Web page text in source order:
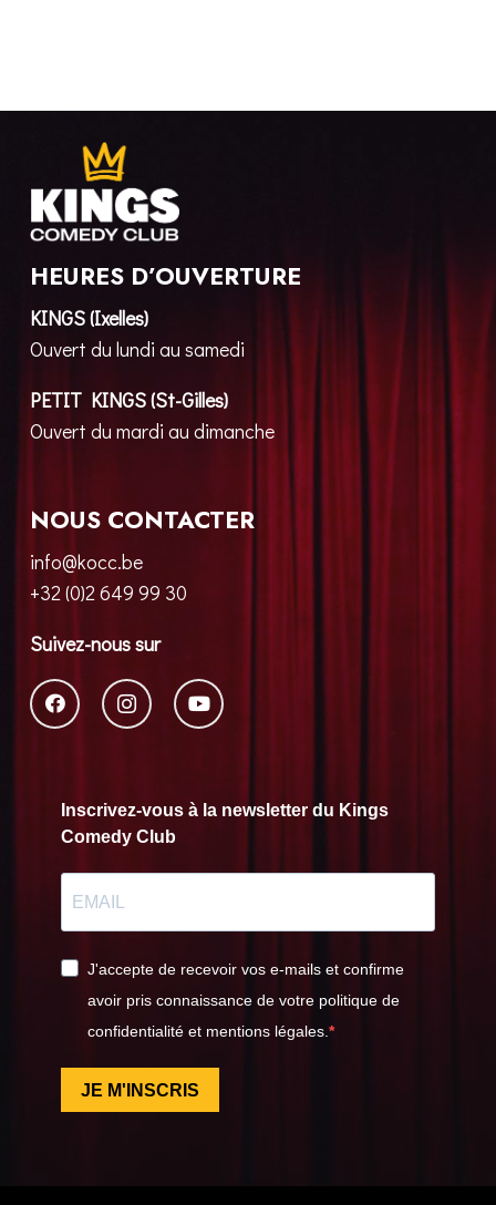
HEURES D’OUVERTURE
KINGS (Ixelles)
Ouvert du lundi au samedi
PETIT KINGS (St-Gilles)
Ouvert du mardi au dimanche
NOUS CONTACTER
info@kocc.be
+32 (0)2 649 99 30
Suivez-nous sur
Inscrivez-vous à la newsletter du Kings
Comedy Club
J'accepte de recevoir vos e-mails et confirme
avoir pris connaissance de votre politique de
confidentialité et mentions légales.
JE M'INSCRIS